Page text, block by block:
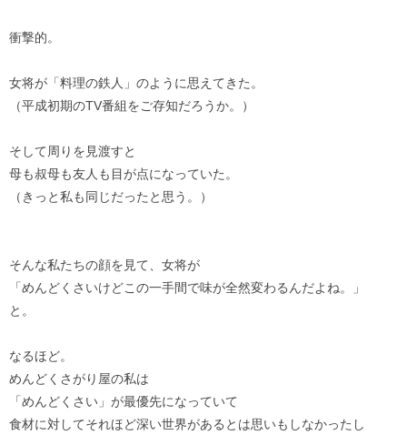
衝撃的。
女将が「料理の鉄人」のように思えてきた。
（平成初期のTV番組をご存知だろうか。）
そして周りを見渡すと
母も叔母も友人も目が点になっていた。
（きっと私も同じだったと思う。）
そんな私たちの顔を見て、女将が
「めんどくさいけどこの一手間で味が全然変わるんだよね。」
と。
なるほど。
めんどくさがり屋の私は
「めんどくさい」が最優先になっていて
食材に対してそれほど深い世界があるとは思いもしなかったし